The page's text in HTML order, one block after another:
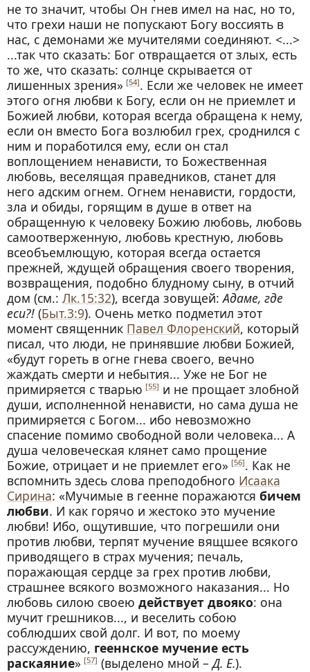
не то значит, чтобы Он гнев имел на нас, но то,
что грехи наши не попускают Богу воссиять в
нас, с демонами же мучителями соединяют. <...>
...так что сказать: Бог отвращается от злых, есть
то же, что сказать: солнце скрывается от
лишенных зрения» [54]. Если же человек не имеет
этого огня любви к Богу, если он не приемлет и
Божией любви, которая всегда обращена к нему,
если он вместо Бога возлюбил грех, сроднился с
ним и поработился ему, если он стал
воплощением ненависти, то Божественная
любовь, веселящая праведников, станет для
него адским огнем. Огнем ненависти, гордости,
зла и обиды, горящим в душе в ответ на
обращенную к человеку Божию любовь, любовь
самоотверженную, любовь крестную, любовь
всеобъемлющую, которая всегда остается
прежней, ждущей обращения своего творения,
возвращения, подобно блудному сыну, в отчий
дом (см.: Лк.15:32), всегда зовущей:Адаме, где
еси?! (Быт.3:9). Очень метко подметил этот
момент священник Павел Флоренский, который
писал, что люди, не принявшие любви Божией,
«будут гореть в огне гнева своего, вечно
жаждать смерти и небытия... Уже не Бог не
примиряется с тварью [55] и не прощает злобной
души, исполненной ненависти, но сама душа не
примиряется с Богом... ибо невозможно
спасение помимо свободной воли человека... А
душа человеческая клянет само прощение
Божие, отрицает и не приемлет его» [56]. Как не
вспомнить здесь слова преподобного Исаака
Сирина: «Мучимые в геенне поражаются бичем
любви. И как горячо и жестоко это мучение
любви! Ибо, ощутившие, что погрешили они
против любви, терпят мучение вящшее всякого
приводящего в страх мучения; печаль,
поражающая сердце за грех против любви,
страшнее всякого возможного наказания... Но
любовь силою своею действует двояко: она
мучит грешников..., и веселить собою
соблюдших свой долг. И вот, по моему
рассуждению, гееннское мучение есть
раскаяние» [57] (выделено мной –Д. Е.).